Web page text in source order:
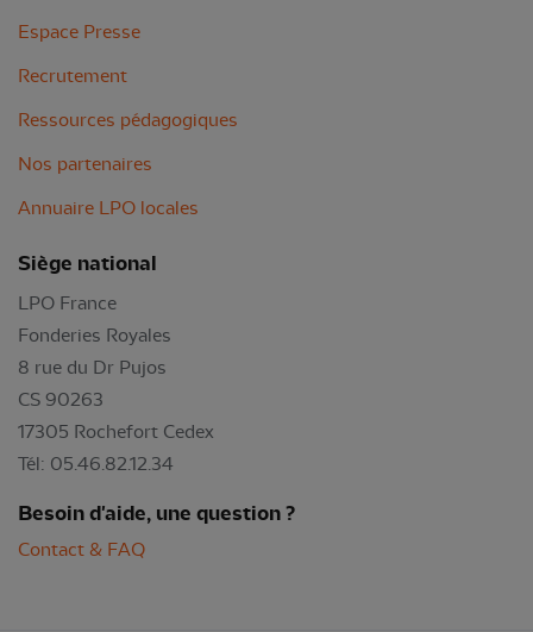
Espace Presse
Recrutement
Ressources pédagogiques
Nos partenaires
Annuaire LPO locales
Siège national
LPO France
Fonderies Royales
8 rue du Dr Pujos
CS 90263
17305 Rochefort Cedex
Tél: 05.46.82.12.34
Besoin d'aide, une question ?
Contact & FAQ